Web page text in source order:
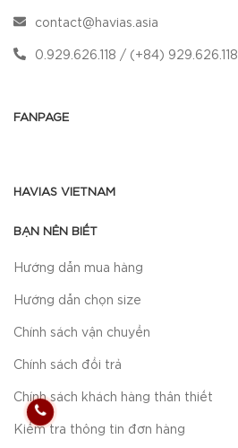
contact@havias.asia
0.929.626.118 / (+84) 929.626.118
FANPAGE
HAVIAS VIETNAM
BẠN NÊN BIẾT
Hướng dẫn mua hàng
Hướng dẫn chọn size
Chính sách vận chuyển
Chính sách đổi trả
Chính sách khách hàng thân thiết
Kiểm tra thông tin đơn hàng